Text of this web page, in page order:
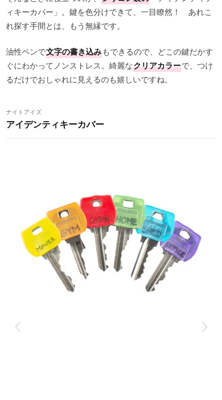
ィキーカバー」。鍵を色分けできて、一目瞭然！ あれこ
れ探す手間とは、もう無縁です。
油性ペンで文字の書き込みもできるので、どこの鍵だかす
ぐにわかってノンストレス。綺麗なクリアカラーで、つけ
るだけでおしゃれに見えるのも嬉しいですね。
ナイトアイズ
アイデンティキーカバー